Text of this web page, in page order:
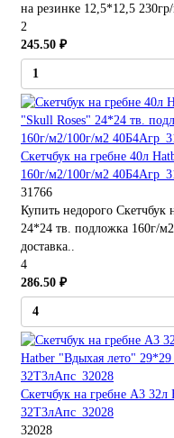
на резинке 12,5*12,5
2
245.50 ₽
Скетчбук на гребне 40л
160г/м2/100г/м2
31766
Купить недорого Скетчбук
24*24 тв. подложка 160г/
доставка..
4
286.50 ₽
Скетчбук на гребне А3
32Т3лАпс_32028
32028